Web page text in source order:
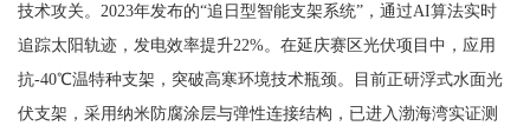
技术攻关。2023年发布的“追日型智能支架系统”，通过AI算法实时
追踪太阳轨迹，发电效率提升22%。在延庆赛区光伏项目中，应用
抗-40℃温特种支架，突破高寒环境技术瓶颈。目前正研浮式水面光
伏支架，采用纳米防腐涂层与弹性连接结构，已进入渤海湾实证测